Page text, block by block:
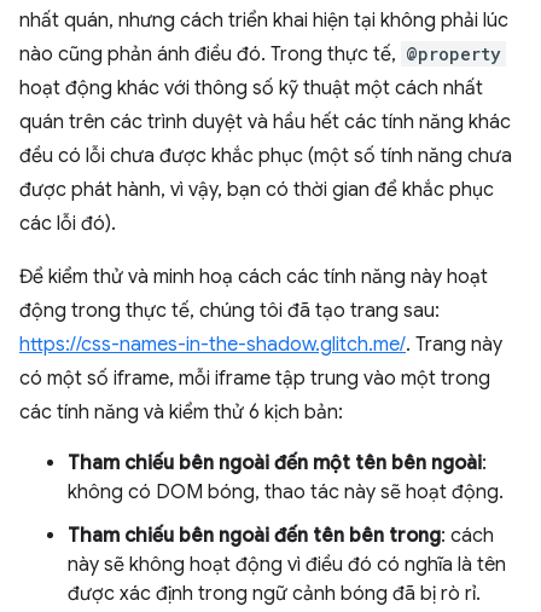
nhất quán, nhưng cách triển khai hiện tại không phải lúc
nào cũng phản ánh điều đó. Trong thực tế, @property
hoạt động khác với thông số kỹ thuật một cách nhất
quán trên các trình duyệt và hầu hết các tính năng khác
đều có lỗi chưa được khắc phục (một số tính năng chưa
được phát hành, vì vậy, bạn có thời gian để khắc phục
các lỗi đó).
Để kiểm thử và minh hoạ cách các tính năng này hoạt
động trong thực tế, chúng tôi đã tạo trang sau:
https://css-names-in-the-shadow.glitch.me/. Trang này
có một số iframe, mỗi iframe tập trung vào một trong
các tính năng và kiểm thử 6 kịch bản:
Tham chiếu bên ngoài đến một tên bên ngoài:
không có DOM bóng, thao tác này sẽ hoạt động.
Tham chiếu bên ngoài đến tên bên trong: cách
này sẽ không hoạt động vì điều đó có nghĩa là tên
được xác định trong ngữ cảnh bóng đã bị rò rỉ.